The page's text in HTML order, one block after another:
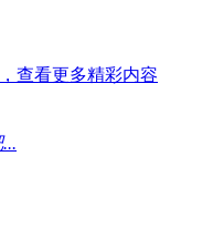
查看更多精彩内容